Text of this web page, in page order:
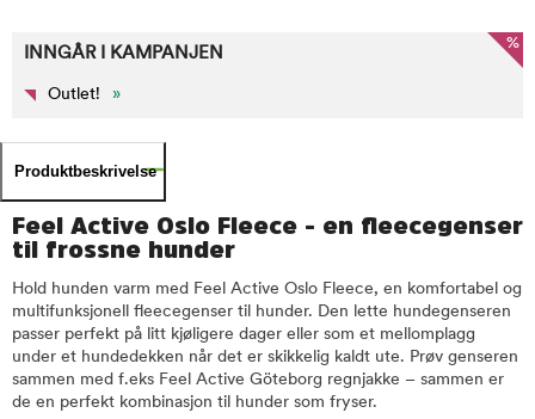
%
INNGÅR I KAMPANJEN
Outlet! »
Produktbeskrivelse
Feel Active Oslo Fleece - en fleecegenser
til frossne hunder
Hold hunden varm med Feel Active Oslo Fleece, en komfortabel og
multifunksjonell fleecegenser til hunder. Den lette hundegenseren
passer perfekt på litt kjøligere dager eller som et mellomplagg
under et hundedekken når det er skikkelig kaldt ute. Prøv genseren
sammen med f.eks Feel Active Göteborg regnjakke – sammen er
de en perfekt kombinasjon til hunder som fryser.